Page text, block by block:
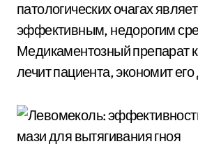
патологических очагах
эффективным, недорогим
Медикаментозный препарат
лечит пациента, экономит его